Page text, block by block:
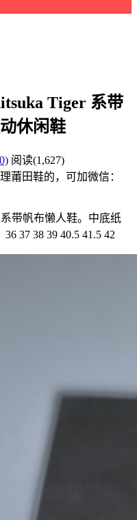
Tiger 系带
休闲鞋
阅读(1,627)
莆田鞋的，可加微信：
系带帆布懒人鞋。中底纸
37 38 39 40.5 41.5 42